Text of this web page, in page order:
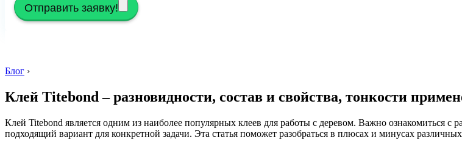
Отправить заявку!
Блог ›
Клей Titebond – разновидности, состав и свойства, тонкости
Клей Titebond является одним из наиболее популярных клеев для работы с деревом. Важно ознакомиться с
подходящий вариант для конкретной задачи. Эта статья поможет разобраться в плюсах и минусах